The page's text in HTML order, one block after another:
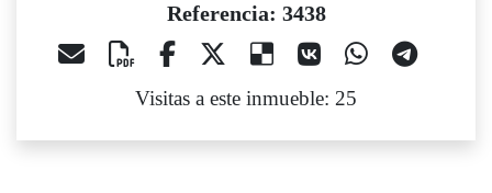
Referencia: 3438
Visitas a este inmueble: 25